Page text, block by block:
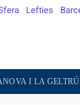
Lefties
32,0° LA SEU